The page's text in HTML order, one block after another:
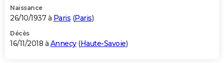
Naissance
26/10/1937 à Paris (Paris)
Décès
16/11/2018 à Annecy(Haute-Savoie)